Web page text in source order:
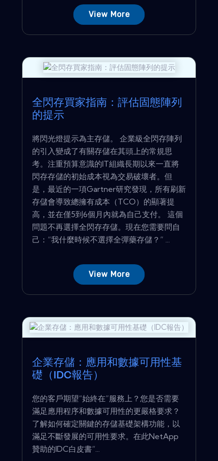
View More
全閃存買家指南：評估固態陣列
的提示
將閃光燈提示為主存儲。 企業級全閃存陣列
的引入變成了有關存儲在其頭上的常規思
考。注重預算意識的IT組織長期以來一直將
閃存存儲的初始成本視為交易破壞者。但
是，最近的一項Gartner研究發現，所有刷新
存儲會導致總擁有成本（TCO）的顯著提
高，並在僅5到6個月內就為自己支付。 這個
問題不再選擇全閃存存儲。現在您需要問自
己：“我什麼時候不選擇全彈藥存儲？” ...
View More
企業存儲：應用和數據可用性基
礎（IDC報告）
您的客戶期望“始終在”服務上？您是否需要
滿足應用程序和數據可用性的更嚴格要求？
了解如何確定關鍵的存儲基礎架構功能，以
滿足不斷發展的可用性要求。在此NetApp
贊助的IDC白皮書“...